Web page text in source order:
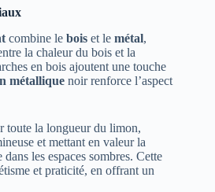
combine le bois et le métal,
la chaleur du bois et la
en bois ajoutent une touche
métallique noir renforce l’aspect
toute la longueur du limon,
et mettant en valeur la
les espaces sombres. Cette
et praticité, en offrant un